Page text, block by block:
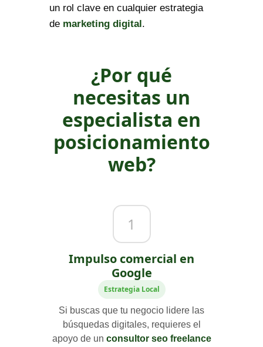
un rol clave en cualquier estrategia
de marketing digital .
¿Por qué
necesitas un
especialista en
posicionamiento
web?
1
Impulso comercial en
Google
Estrategia Local
Si buscas que tu negocio lidere las
búsquedas digitales, requieres el
apoyo de un consultor seo freelance